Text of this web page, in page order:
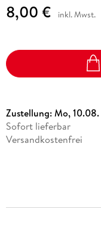
8,00 € inkl. Mwst.
Zustellung:Mo,
Sofort lieferbar
Versandkostenfrei